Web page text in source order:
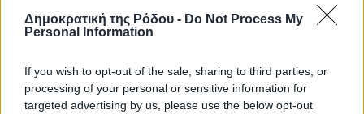
Δημοκρατική της Ρόδου - Do Not Process My
Personal Information
If you wish to opt-out of the sale, sharing to third parties, or
processing of your personal or sensitive information for
targeted advertising by us, please use the below opt-out